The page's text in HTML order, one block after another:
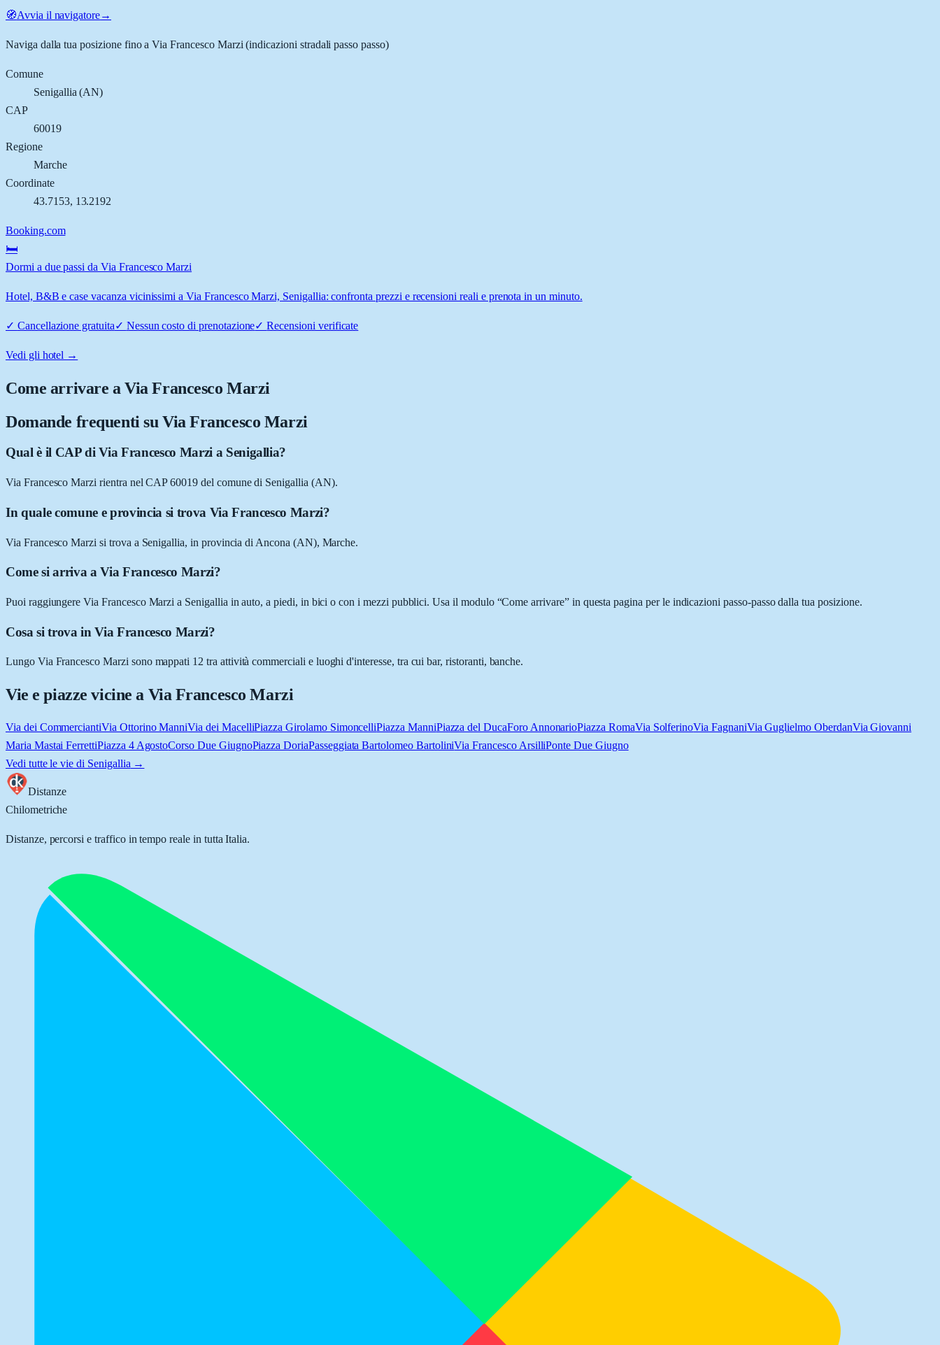
🧭Avvia il navigatore→
Naviga dalla tua posizione fino aVia Francesco Marzi (indicazioni stradali passo passo)
Comune
Senigallia (AN)
CAP
60019
Regione
Marche
Coordinate
43.7153, 13.2192
Booking.com
🛏️
Dormi a due passi da Via Francesco Marzi
Hotel, B&B e case vacanza vicinissimi a Via Francesco Marzi, Senigallia: confronta prezzi e recensioni reali e prenota in un minuto.
✓ Cancellazione gratuita✓ Nessun costo di prenotazione✓Recensioni verificate
Vedi gli hotel →
Come arrivare aVia Francesco Marzi
Domande frequenti su Via Francesco Marzi
Qual è il CAP di Via Francesco Marzi a Senigallia?
Via Francesco Marzi rientra nel CAP 60019 del comune di Senigallia (AN).
In quale comune e provincia si trova Via Francesco Marzi?
Via Francesco Marzi si trova a Senigallia, in provincia di Ancona (AN), Marche.
Come si arriva a Via Francesco Marzi?
Puoi raggiungere Via Francesco Marzi a Senigallia in auto, a piedi, in bici o con i mezzi pubblici. Usa il modulo “Come arrivare” in questa pagina per le indicazioni passo-passo dalla tua posizione.
Cosa si trova in Via Francesco Marzi?
Lungo Via Francesco Marzi sono mappati 12 tra attività commerciali e luoghi d'interesse, tra cui bar, ristoranti, banche.
Vie e piazze vicine a Via Francesco Marzi
Via dei CommerciantiVia Ottorino ManniVia dei MacelliPiazza Girolamo SimoncelliPiazza ManniPiazza del DucaForo AnnonarioPiazza RomaVia SolferinoVia FagnaniVia Guglielmo OberdanVia Giovanni
Maria Mastai FerrettiPiazza 4 AgostoCorso Due GiugnoPiazza DoriaPasseggiata Bartolomeo BartoliniVia Francesco ArsilliPonte Due Giugno
Vedi tutte le vie di Senigallia →
Distanze
Chilometriche
Distanze, percorsi e traffico in tempo reale in tutta Italia.